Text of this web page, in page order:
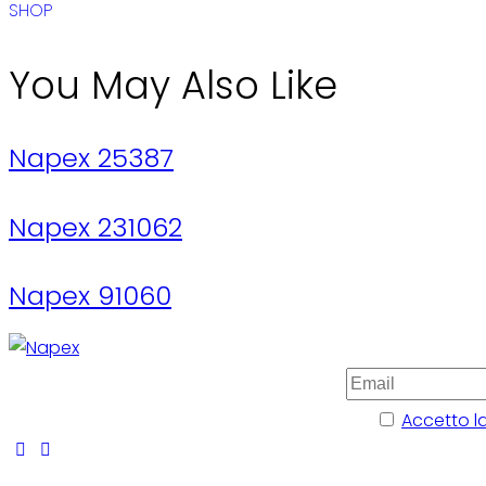
SHOP
You May Also Like
Napex 25387
Napex 231062
Napex 91060
Accetto
facebook-
instagram
twitter-
tik-